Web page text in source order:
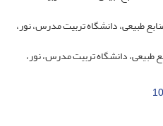
طبیعی، دانشگاه تربیت مدرس، نور،
طبیعی، دانشگاه تربیت مدرس، نور،